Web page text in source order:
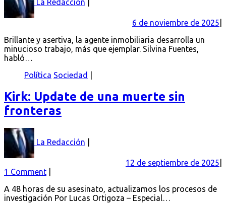
La Redacción
6 de noviembre de 2025
Brillante y asertiva, la agente inmobiliaria desarrolla un
minucioso trabajo, más que ejemplar. Silvina Fuentes,
habló…
Política Sociedad
Kirk: Update de una muerte sin
fronteras
La Redacción
12 de septiembre de 2025
1 Comment
A 48 horas de su asesinato, actualizamos los procesos de
investigación Por Lucas Ortigoza – Especial…